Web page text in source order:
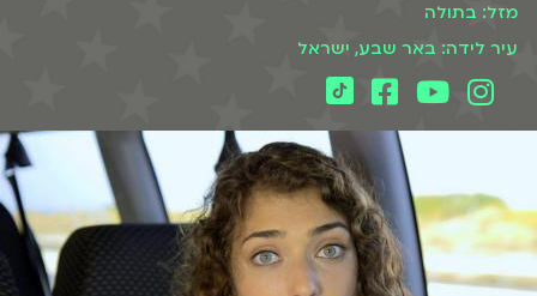
מזל: בתולה
עיר לידה: באר שבע, ישראל